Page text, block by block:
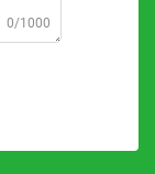
0/1000